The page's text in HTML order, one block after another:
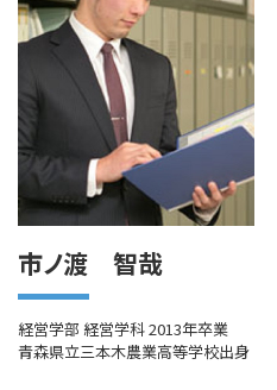
市ノ渡 智哉
経営学部 経営学科 2013年卒業
青森県立三本木農業高等学校出身